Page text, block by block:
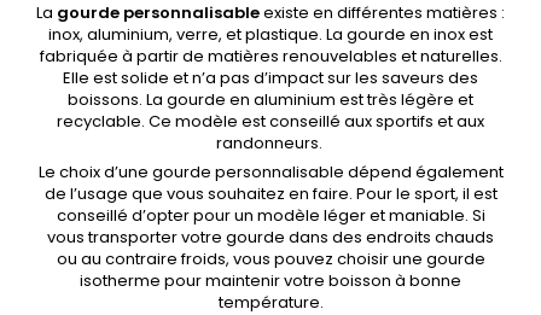
La gourde personnalisableexiste en différentes matières :
inox, aluminium, verre, et plastique. La gourde en inox est
fabriquée à partir de matières renouvelables et naturelles.
Elle est solide et n’a pas d’impact sur les saveurs des
boissons. La gourde en aluminium est très légère et
recyclable. Ce modèle est conseillé aux sportifs et aux
randonneurs.
Le choix d’une gourde personnalisable dépend également
de l’usage que vous souhaitez en faire. Pour le sport, il est
conseillé d’opter pour un modèle léger et maniable. Si
vous transporter votre gourde dans des endroits chauds
ou au contraire froids, vous pouvez choisir une gourde
isotherme pour maintenir votre boisson à bonne
température.